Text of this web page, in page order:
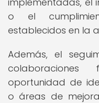
o el
establecidos en la
Además, el
oportunidad de
o áreas de